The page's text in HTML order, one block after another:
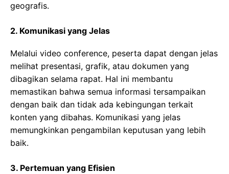
geografis.
2. Komunikasi yang Jelas
Melalui video conference, peserta dapat dengan jelas
melihat presentasi, grafik, atau dokumen yang
dibagikan selama rapat. Hal ini membantu
memastikan bahwa semua informasi tersampaikan
dengan baik dan tidak ada kebingungan terkait
konten yang dibahas. Komunikasi yang jelas
memungkinkan pengambilan keputusan yang lebih
baik.
3. Pertemuan yang Efisien